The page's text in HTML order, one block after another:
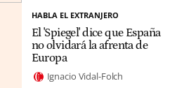
HABLA EL EXTRANJERO
El 'Spiegel' dice que España
no olvidará la afrenta de
Europa
Ignacio Vidal-Folch